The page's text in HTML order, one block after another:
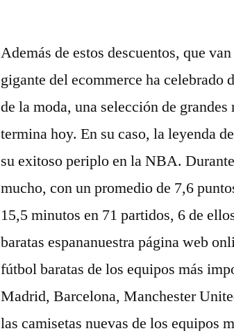
Además de estos descuentos, que
gigante del ecommerce ha celebrado
de la moda, una selección de grandes
termina hoy. En su caso, la leyenda
su exitoso periplo en la NBA.
mucho, con un promedio de 7,6
15,5 minutos en 71 partidos, 6 de
baratas espananuestra página web
fútbol baratas de los equipos más
Madrid, Barcelona, Manchester
las camisetas nuevas de los equipos